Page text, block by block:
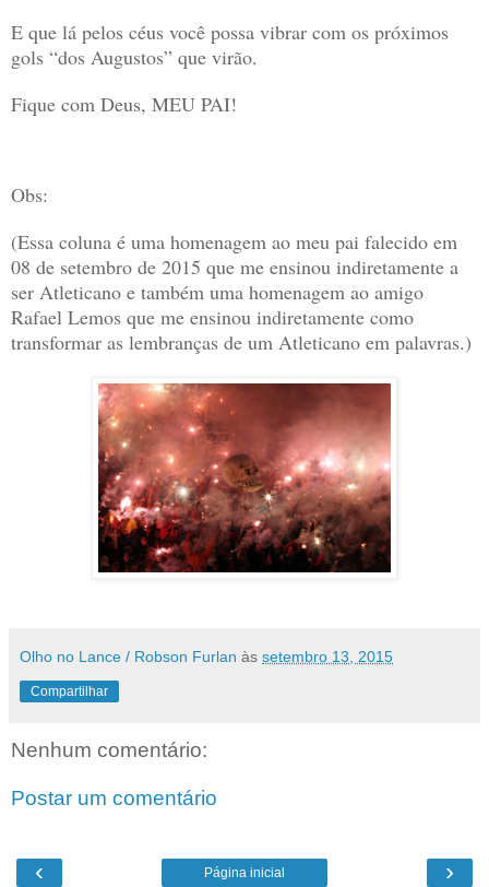
E que lá pelos céus você possa vibrar com os próximos
gols “dos Augustos” que virão.
Fique com Deus, MEU PAI!
Obs:
(Essa coluna é uma homenagem ao meu pai falecido em
08 de setembro de 2015 que me ensinou indiretamente a
ser Atleticano e também uma homenagem ao amigo
Rafael Lemos que me ensinou indiretamente como
transformar as lembranças de um Atleticano em palavras.)
Olho no Lance / Robson Furlan às setembro 13, 2015
Compartilhar
Nenhum comentário:
Postar um comentário
‹ ›
Página inicial